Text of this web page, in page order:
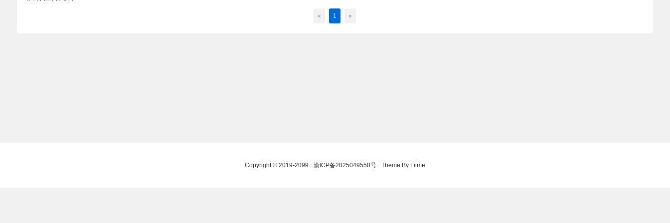
« 1 »
Copyright © 2019-2099 渝ICP备2025049558号 Theme By Fiime